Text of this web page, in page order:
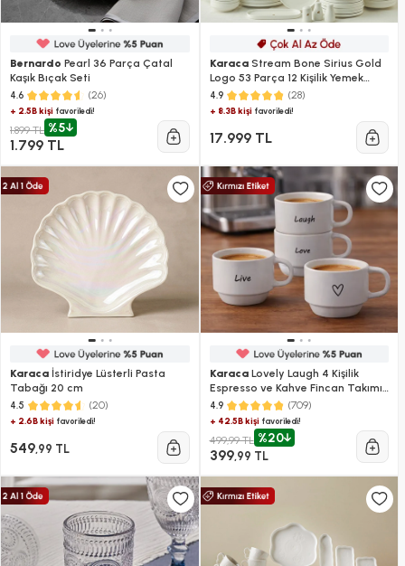
Bernardo Pearl 36 Parça Çatal
Kaşık Bıçak Seti
4.6 (26)
+ 2.5B kişi favoriledi!
1.899 TL %5
1.799 TL
KaracaStream Bone Sirius Gold
Logo 53 Parça 12 Kişilik Yemek
Takımı
4.9 (28)
+ 8.3B kişifavoriledi!
17.999 TL
Karaca İstiridye Lüsterli Pasta
Tabağı 20 cm
4.5 (20)
+ 2.6B kişi favoriledi!
549,99 TL
KaracaLovely Laugh 4 Kişilik
Espresso ve Kahve Fincan Takımı
100 ml
4.9 (709)
+ 42.5B kişifavoriledi!
499,99 TL %20
399,99 TL